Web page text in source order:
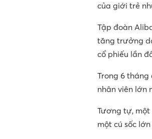
của giới trẻ
Tập đoàn
tăng trưởng
cổ phiếu lần
Trong 6
nhân viên lớn
Tương tự, một
một cú sốc